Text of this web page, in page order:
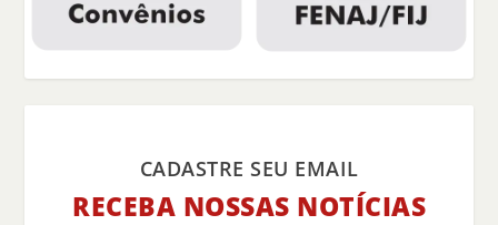
CADASTRE SEU EMAIL
RECEBA NOSSAS NOTÍCIAS